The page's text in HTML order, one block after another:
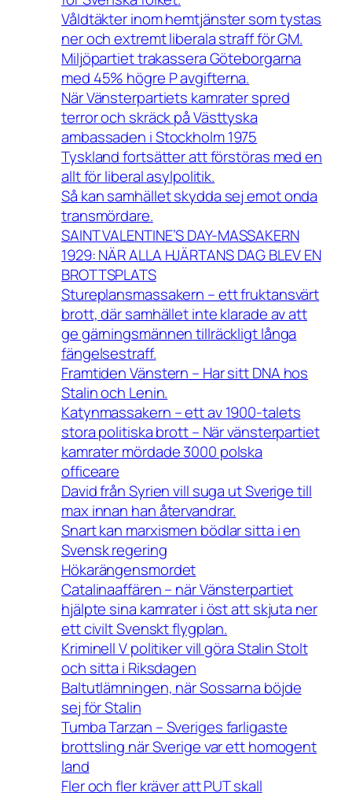
Våldtäkter inom hemtjänster som tystas
ner och extremt liberala straff för GM.
Miljöpartiet trakassera Göteborgarna
med 45% högre P avgifterna.
När Vänsterpartiets kamrater spred
terror och skräck på Västtyska
ambassaden i Stockholm 1975
Tyskland fortsätter att förstöras med en
allt för liberal asylpolitik.
Så kan samhället skydda sej emot onda
transmördare.
SAINT VALENTINE’S DAY-MASSAKERN
1929: NÄR ALLA HJÄRTANS DAG BLEV EN
BROTTSPLATS
Stureplansmassakern – ett fruktansvärt
brott, där samhället inte klarade av att
ge gärningsmännen tillräckligt långa
fängelsestraff.
Framtiden Vänstern – Har sitt DNA hos
Stalin och Lenin.
Katynmassakern – ett av 1900-talets
stora politiska brott – När vänsterpartiet
kamrater mördade 3000 polska
officeare
David från Syrien vill suga ut Sverige till
max innan han återvandrar.
Snart kan marxismen bödlar sitta i en
Svensk regering
Hökarängensmordet
Catalinaaffären – när Vänsterpartiet
hjälpte sina kamrater i öst att skjuta ner
ett civilt Svenskt flygplan.
Kriminell V politiker vill göra Stalin Stolt
och sitta i Riksdagen
Baltutlämningen, när Sossarna böjde
sej för Stalin
Tumba Tarzan – Sveriges farligaste
brottsling när Sverige var ett homogent
land
Fler och fler kräver att PUT skall